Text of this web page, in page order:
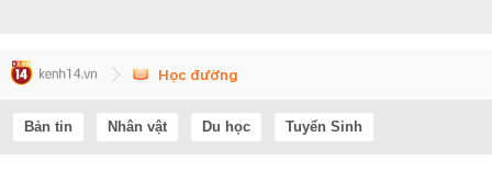
Học đường
Bản tin Nhân vật Du học Tuyển Sinh